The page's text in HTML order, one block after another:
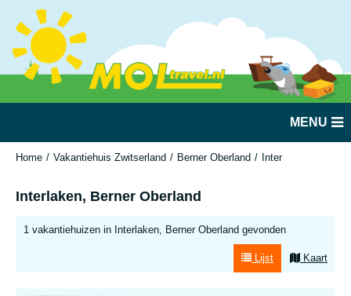
MENU
Home Vakantiehuis Zwitserland Berner Oberland Interlaken, Berner
Interlaken, Berner Oberland
1 vakantiehuizen in Interlaken, Berner Oberland gevonden
Lijst Kaart